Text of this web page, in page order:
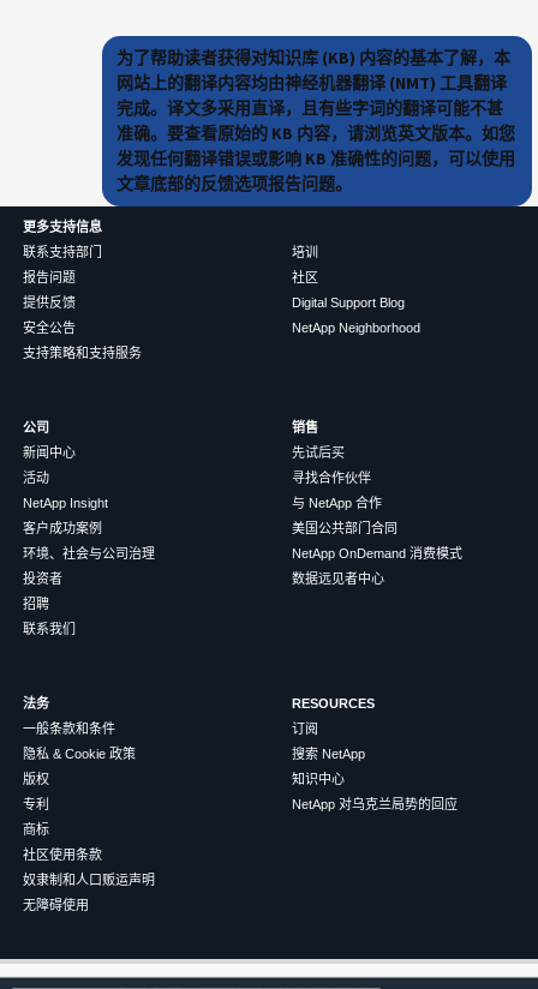
为了帮助读者获得对知识库 (KB) 内容的基本了解，本
网站上的翻译内容均由神经机器翻译 (NMT) 工具翻译
完成。译文多采用直译，且有些字词的翻译可能不甚
准确。要查看原始的 KB 内容，请浏览英文版本。如您
发现任何翻译错误或影响 KB 准确性的问题，可以使用
文章底部的反馈选项报告问题。
更多支持信息
联系支持部门
报告问题
提供反馈
安全公告
支持策略和支持服务
培训
社区
Digital Support Blog
NetApp Neighborhood
公司
新闻中心
活动
NetApp Insight
客户成功案例
环境、社会与公司治理
投资者
招聘
联系我们
销售
先试后买
寻找合作伙伴
与 NetApp 合作
美国公共部门合同
NetApp OnDemand 消费模式
数据远见者中心
法务
一般条款和条件
隐私 & Cookie 政策
版权
专利
商标
社区使用条款
奴隶制和人口贩运声明
无障碍使用
RESOURCES
订阅
搜索 NetApp
知识中心
NetApp 对乌克兰局势的回应